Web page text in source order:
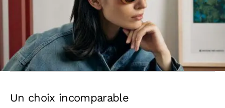
Un choix incomparable